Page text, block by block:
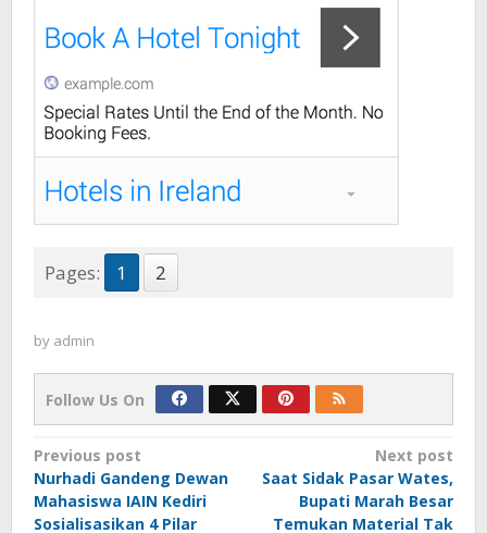
Pages: 1 2
by admin
Follow Us On
Post
navigation
Previous post
Nurhadi Gandeng Dewan
Mahasiswa IAIN Kediri
Sosialisasikan 4 Pilar
Next post
Saat Sidak Pasar Wates,
Bupati Marah Besar
Temukan Material Tak